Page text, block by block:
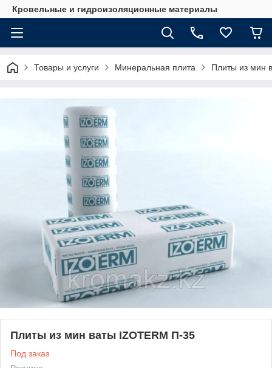
Кровельные и гидроизоляционные материалы
Товары и услуги Минеральная плита Плиты из мин
Плиты из мин ваты IZOTERM П-35
Под заказ